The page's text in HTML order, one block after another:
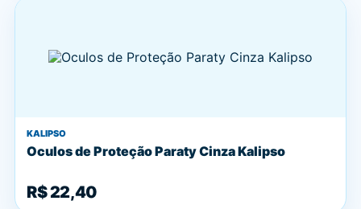
KALIPSO
Oculos de Proteção Paraty Cinza Kalipso
R$ 22,40